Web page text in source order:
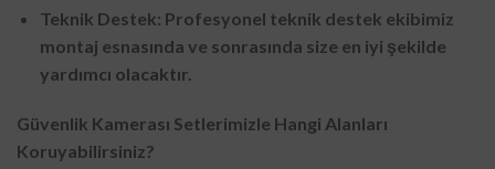
Teknik Destek: Profesyonel teknik destek ekibimiz
montaj esnasında ve sonrasında size en iyi şekilde
yardımcı olacaktır.
Güvenlik Kamerası Setlerimizle Hangi Alanları
Koruyabilirsiniz?